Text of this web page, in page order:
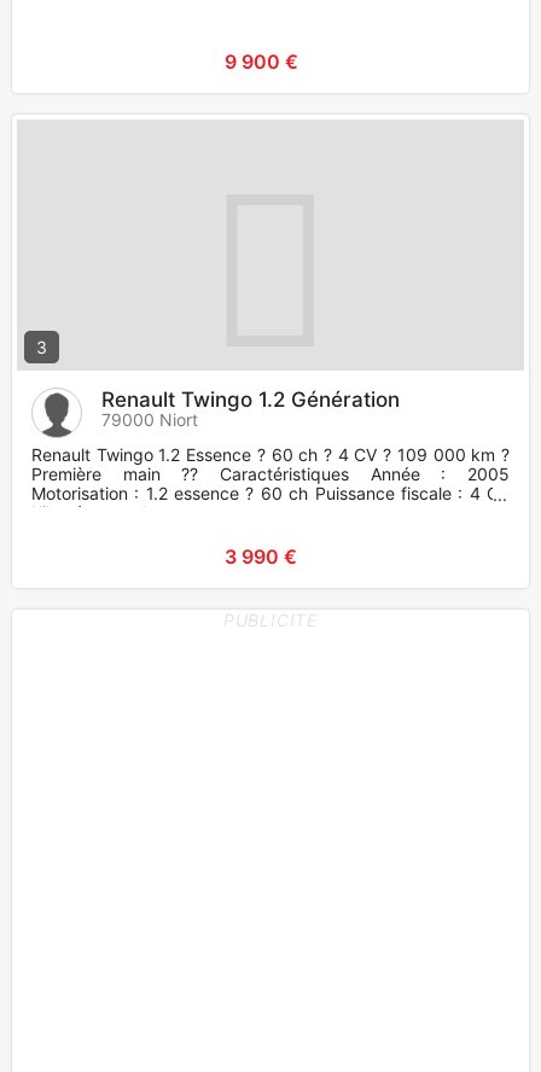
9 900 €
3
Renault Twingo 1.2 Génération
79000 Niort
Renault Twingo 1.2 Essence ? 60 ch ? 4 CV ? 109 000 km ?
Première main ?? Caractéristiques Année : 2005
Motorisation : 1.2 essence ? 60 ch Puissance fiscale : 4 CV
Kilométrage : 1
3 990 €
PUBLICITE